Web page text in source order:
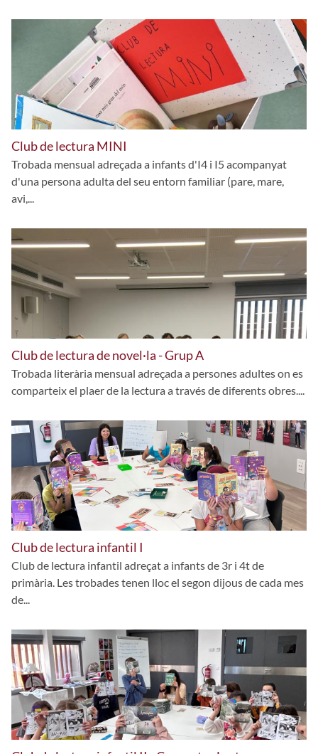
Club de lectura MINI
Trobada mensual adreçada a infants d'I4 i I5 acompanyat
d'una persona adulta del seu entorn familiar (pare, mare,
avi,...
Club de lectura de novel·la - Grup A
Trobada literària mensual adreçada a persones adultes on es
comparteix el plaer de la lectura a través de diferents obres....
Club de lectura infantil I
Club de lectura infantil adreçat a infants de 3r i 4t de
primària. Les trobades tenen lloc el segon dijous de cada mes
de...